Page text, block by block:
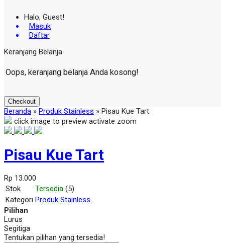
Halo, Guest!
Masuk
Daftar
Keranjang Belanja
Oops, keranjang belanja Anda kosong!
Checkout
Beranda » Produk Stainless » Pisau Kue Tart
click image to preview activate zoom
Pisau Kue Tart
Rp 13.000
Stok
Tersedia (5)
Kategori Produk Stainless
Pilihan
Lurus
Segitiga
Tentukan pilihan yang tersedia!